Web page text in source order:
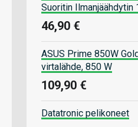
Suoritin
46,90 €
ASUS Prime 850W
virtalähde, 850 W
109,90 €
Datatronic pelikoneet